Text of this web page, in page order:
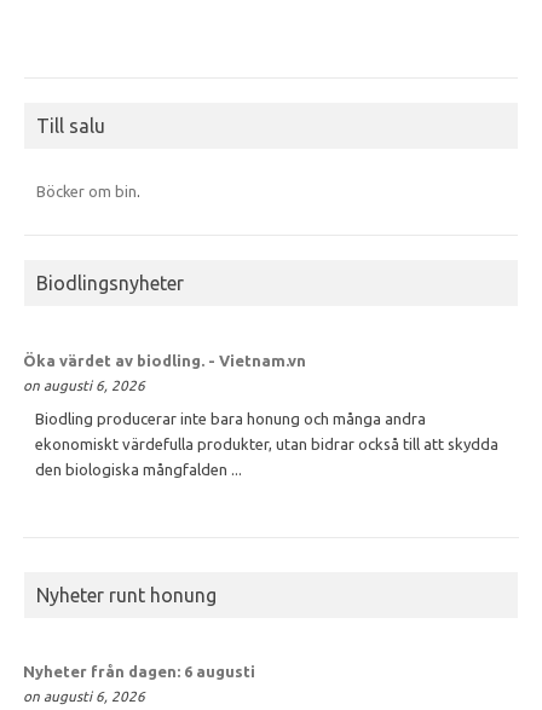
Till salu
Böcker om bin.
Biodlingsnyheter
Öka värdet av biodling. - Vietnam.vn
on augusti 6, 2026
Biodling producerar inte bara honung och många andra
ekonomiskt värdefulla produkter, utan bidrar också till att skydda
den biologiska mångfalden ...
Nyheter runt honung
Nyheter från dagen: 6 augusti
on augusti 6, 2026